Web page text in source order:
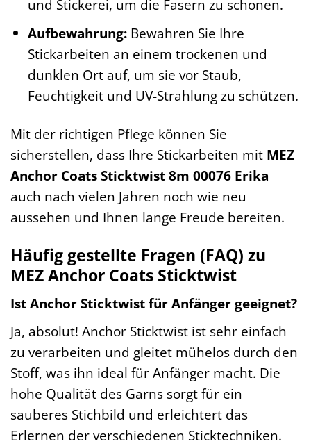
und Stickerei, um die Fasern zu schonen.
Aufbewahrung:Bewahren Sie Ihre
Stickarbeiten an einem trockenen und
dunklen Ort auf, um sie vor Staub,
Feuchtigkeit und UV-Strahlung zu schützen.
Mit der richtigen Pflege können Sie
sicherstellen, dass Ihre Stickarbeiten mit MEZ
Anchor Coats Sticktwist 8m 00076 Erika
auch nach vielen Jahren noch wie neu
aussehen und Ihnen lange Freude bereiten.
Häufig gestellte Fragen (FAQ) zu
MEZ Anchor Coats Sticktwist
Ist Anchor Sticktwist für Anfänger geeignet?
Ja, absolut! Anchor Sticktwist ist sehr einfach
zu verarbeiten und gleitet mühelos durch den
Stoff, was ihn ideal für Anfänger macht. Die
hohe Qualität des Garns sorgt für ein
sauberes Stichbild und erleichtert das
Erlernen der verschiedenen Sticktechniken.